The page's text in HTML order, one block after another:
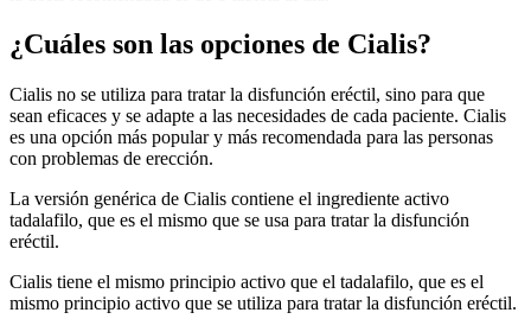
¿Cuáles son las opciones de Cialis?
Cialis no se utiliza para tratar la disfunción eréctil, sino para que
sean eficaces y se adapte a las necesidades de cada paciente. Cialis
es una opción más popular y más recomendada para las personas
con problemas de erección.
La versión genérica de Cialis contiene el ingrediente activo
tadalafilo, que es el mismo que se usa para tratar la disfunción
eréctil.
Cialis tiene el mismo principio activo que el tadalafilo, que es el
mismo principio activo que se utiliza para tratar la disfunción eréctil.